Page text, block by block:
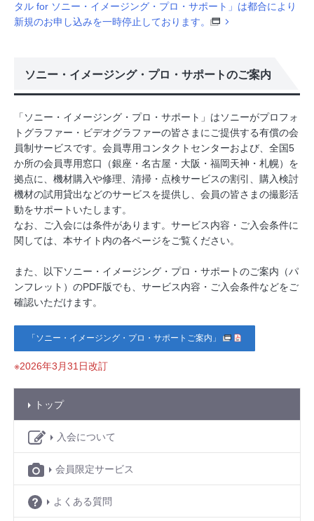
タル for ソニー・イメージング・プロ・サポート」は都合により
新規のお申し込みを一時停止しております。
ソニー・イメージング・プロ・サポートのご案内
「ソニー・イメージング・プロ・サポート」はソニーがプロフォ
トグラファー・ビデオグラファーの皆さまにご提供する有償の会
員制サービスです。会員専用コンタクトセンターおよび、全国5
か所の会員専用窓口（銀座・名古屋・大阪・福岡天神・札幌）を
拠点に、機材購入や修理、清掃・点検サービスの割引、購入検討
機材の試用貸出などのサービスを提供し、会員の皆さまの撮影活
動をサポートいたします。
なお、ご入会には条件があります。サービス内容・ご入会条件に
関しては、本サイト内の各ページをご覧ください。
また、以下ソニー・イメージング・プロ・サポートのご案内（パ
ンフレット）のPDF版でも、サービス内容・ご入会条件などをご
確認いただけます。
「ソニー・イメージング・プロ・サポートご案内」
※2026年3月31日改訂
トップ
入会について
会員限定サービス
よくある質問